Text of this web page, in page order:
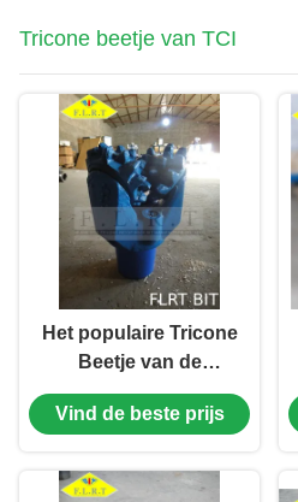
Tricone beetje van TCI
Het populaire Tricone
Beetje van de
Staaltand, Roterend
Boorbeetje IADC 126
Vind de beste prijs